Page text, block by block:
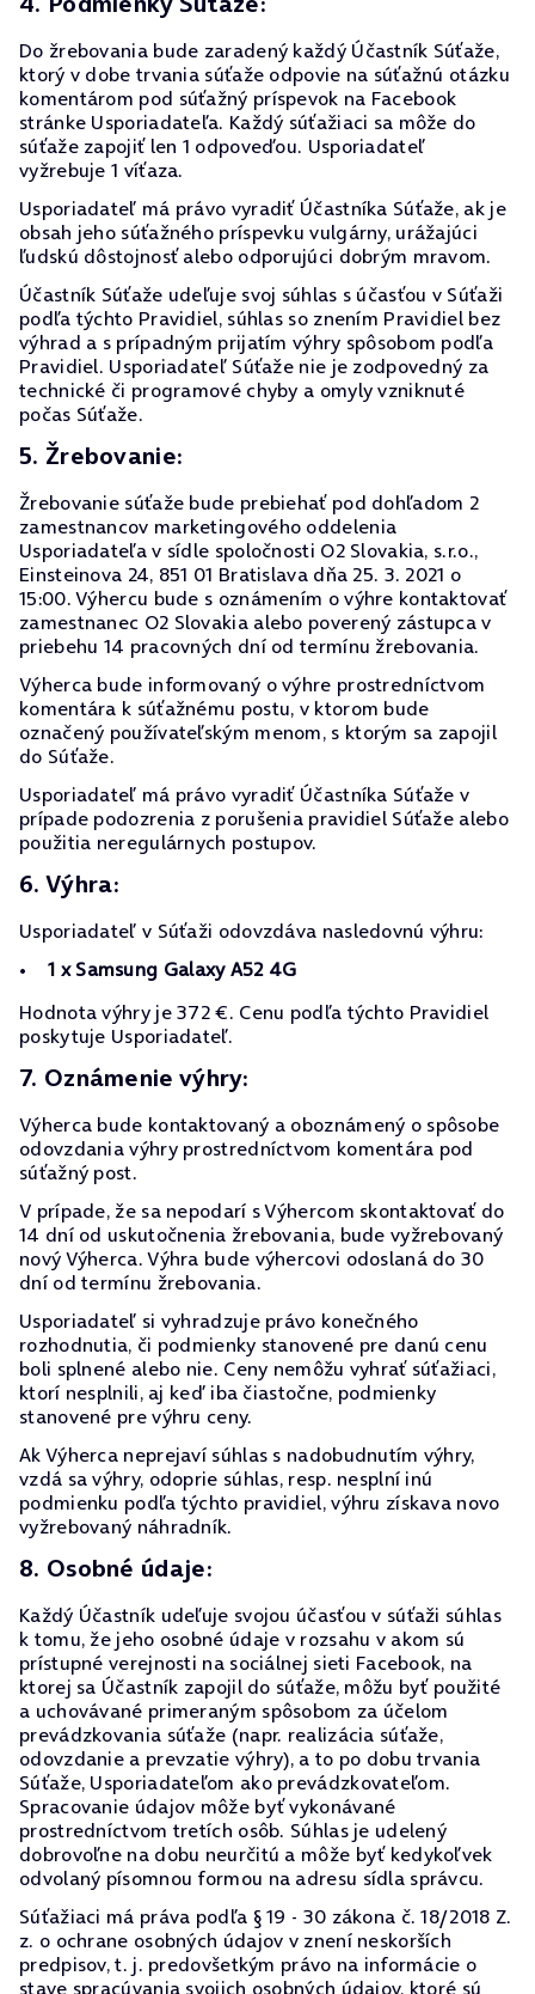
Do žrebovania bude zaradený každý Účastník Súťaže,
ktorý v dobe trvania súťaže odpovie na súťažnú otázku
komentárom pod súťažný príspevok na Facebook
stránke Usporiadateľa. Každý súťažiaci sa môže do
súťaže zapojiť len 1 odpoveďou. Usporiadateľ
vyžrebuje 1 víťaza.
Usporiadateľ má právo vyradiť Účastníka Súťaže, ak je
obsah jeho súťažného príspevku vulgárny, urážajúci
ľudskú dôstojnosť alebo odporujúci dobrým mravom.
Účastník Súťaže udeľuje svoj súhlas s účasťou v Súťaži
podľa týchto Pravidiel, súhlas so znením Pravidiel bez
výhrad a s prípadným prijatím výhry spôsobom podľa
Pravidiel. Usporiadateľ Súťaže nie je zodpovedný za
technické či programové chyby a omyly vzniknuté
počas Súťaže.
5. Žrebovanie:
Žrebovanie súťaže bude prebiehať pod dohľadom 2
zamestnancov marketingového oddelenia
Usporiadateľa v sídle spoločnosti O2 Slovakia, s.r.o.,
Einsteinova 24, 851 01 Bratislava dňa 25. 3. 2021 o
15:00. Výhercu bude s oznámením o výhre kontaktovať
zamestnanec O2 Slovakia alebo poverený zástupca v
priebehu 14 pracovných dní od termínu žrebovania.
Výherca bude informovaný o výhre prostredníctvom
komentára k súťažnému postu, v ktorom bude
označený používateľským menom, s ktorým sa zapojil
do Súťaže.
Usporiadateľ má právo vyradiť Účastníka Súťaže v
prípade podozrenia z porušenia pravidiel Súťaže alebo
použitia neregulárnych postupov.
6. Výhra:
Usporiadateľ v Súťaži odovzdáva nasledovnú výhru:
1 x Samsung Galaxy A52 4G
Hodnota výhry je 372 €. Cenu podľa týchto Pravidiel
poskytuje Usporiadateľ.
7. Oznámenie výhry:
Výherca bude kontaktovaný a oboznámený o spôsobe
odovzdania výhry prostredníctvom komentára pod
súťažný post.
V prípade, že sa nepodarí s Výhercom skontaktovať do
14 dní od uskutočnenia žrebovania, bude vyžrebovaný
nový Výherca. Výhra bude výhercovi odoslaná do 30
dní od termínu žrebovania.
Usporiadateľ si vyhradzuje právo konečného
rozhodnutia, či podmienky stanovené pre danú cenu
boli splnené alebo nie. Ceny nemôžu vyhrať súťažiaci,
ktorí nesplnili, aj keď iba čiastočne, podmienky
stanovené pre výhru ceny.
Ak Výherca neprejaví súhlas s nadobudnutím výhry,
vzdá sa výhry, odoprie súhlas, resp. nesplní inú
podmienku podľa týchto pravidiel, výhru získava novo
vyžrebovaný náhradník.
8. Osobné údaje:
Každý Účastník udeľuje svojou účasťou v súťaži súhlas
k tomu, že jeho osobné údaje v rozsahu v akom sú
prístupné verejnosti na sociálnej sieti Facebook, na
ktorej sa Účastník zapojil do súťaže, môžu byť použité
a uchovávané primeraným spôsobom za účelom
prevádzkovania súťaže (napr. realizácia súťaže,
odovzdanie a prevzatie výhry), a to po dobu trvania
Súťaže, Usporiadateľom ako prevádzkovateľom.
Spracovanie údajov môže byť vykonávané
prostredníctvom tretích osôb. Súhlas je udelený
dobrovoľne na dobu neurčitú a môže byť kedykoľvek
odvolaný písomnou formou na adresu sídla správcu.
Súťažiaci má práva podľa § 19 - 30 zákona č. 18/2018 Z.
z. o ochrane osobných údajov v znení neskorších
predpisov, t. j. predovšetkým právo na informácie o
stave spracúvania svojich osobných údajov, ktoré sú